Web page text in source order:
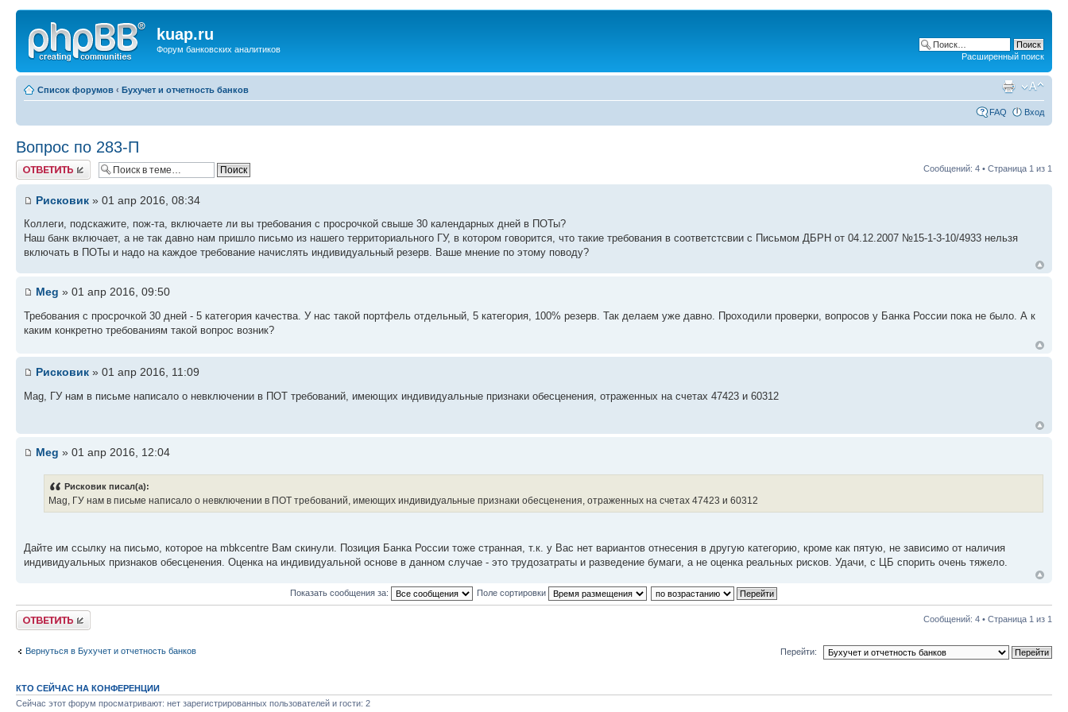
kuap.ru
Форум банковских аналитиков
Расширенный поиск
Список форумов ‹ Бухучет и отчетность банков
FAQ Вход
Вопрос по 283-П
Ответить Сообщений: 4 • Страница 1 из 1
Рисковик » 01 апр 2016, 08:34
Коллеги, подскажите, пож-та, включаете ли вы требования с просрочкой свыше 30 календарных дней в ПОТы?
Наш банк включает, а не так давно нам пришло письмо из нашего территориального ГУ, в котором говорится, что такие требования в соответстсвии с Письмом ДБРН от 04.12.2007 №15-1-3-10/4933 нельзя
включать в ПОТы и надо на каждое требование начислять индивидуальный резерв. Ваше мнение по этому поводу?
Meg » 01 апр 2016, 09:50
Требования с просрочкой 30 дней - 5 категория качества. У нас такой портфель отдельный, 5 категория, 100% резерв. Так делаем уже давно. Проходили проверки, вопросов у Банка России пока не было. А к
каким конкретно требованиям такой вопрос возник?
Рисковик » 01 апр 2016, 11:09
Mag, ГУ нам в письме написало о невключении в ПОТ требований, имеющих индивидуальные признаки обесценения, отраженных на счетах 47423 и 60312
Meg » 01 апр 2016, 12:04
Рисковик писал(а):
Mag, ГУ нам в письме написало о невключении в ПОТ требований, имеющих индивидуальные признаки обесценения, отраженных на счетах 47423 и 60312
Дайте им ссылку на письмо, которое на mbkcentre Вам скинули. Позиция Банка России тоже странная, т.к. у Вас нет вариантов отнесения в другую категорию, кроме как пятую, не зависимо от наличия
индивидуальных признаков обесценения. Оценка на индивидуальной основе в данном случае - это трудозатраты и разведение бумаги, а не оценка реальных рисков. Удачи, с ЦБ спорить очень тяжело.
Показать сообщения за: Поле сортировки
Ответить Сообщений: 4 • Страница 1 из 1
Вернуться в Бухучет и отчетность банков Перейти:
КТО СЕЙЧАС НА КОНФЕРЕНЦИИ
Сейчас этот форум просматривают: нет зарегистрированных пользователей и гости: 2